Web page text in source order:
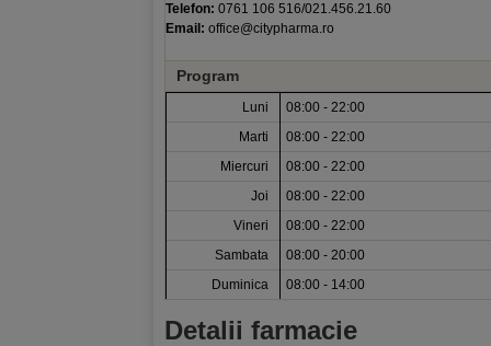
Telefon: 0761 106 516/021.456.21.60
Email: office@citypharma.ro
Program
Luni
08:00 - 22:00
Marti
08:00 - 22:00
Miercuri
08:00 - 22:00
Joi
08:00 - 22:00
Vineri
08:00 - 22:00
Sambata
08:00 - 20:00
Duminica
08:00 - 14:00
Detalii farmacie